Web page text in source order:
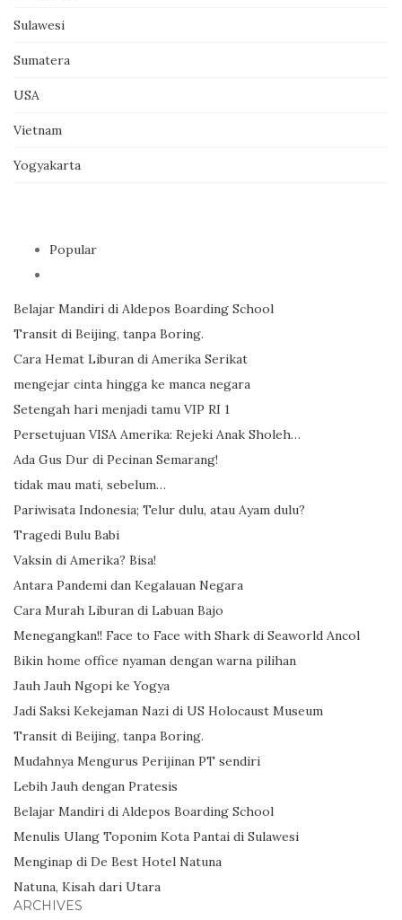
Sulawesi
Sumatera
USA
Vietnam
Yogyakarta
Popular
Belajar Mandiri di Aldepos Boarding School
Transit di Beijing, tanpa Boring.
Cara Hemat Liburan di Amerika Serikat
mengejar cinta hingga ke manca negara
Setengah hari menjadi tamu VIP RI 1
Persetujuan VISA Amerika: Rejeki Anak Sholeh…
Ada Gus Dur di Pecinan Semarang!
tidak mau mati, sebelum…
Pariwisata Indonesia; Telur dulu, atau Ayam dulu?
Tragedi Bulu Babi
Vaksin di Amerika? Bisa!
Antara Pandemi dan Kegalauan Negara
Cara Murah Liburan di Labuan Bajo
Menegangkan!! Face to Face with Shark di Seaworld Ancol
Bikin home office nyaman dengan warna pilihan
Jauh Jauh Ngopi ke Yogya
Jadi Saksi Kekejaman Nazi di US Holocaust Museum
Transit di Beijing, tanpa Boring.
Mudahnya Mengurus Perijinan PT sendiri
Lebih Jauh dengan Pratesis
Belajar Mandiri di Aldepos Boarding School
Menulis Ulang Toponim Kota Pantai di Sulawesi
Menginap di De Best Hotel Natuna
Natuna, Kisah dari Utara
ARCHIVES